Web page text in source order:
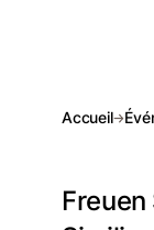
Accueil